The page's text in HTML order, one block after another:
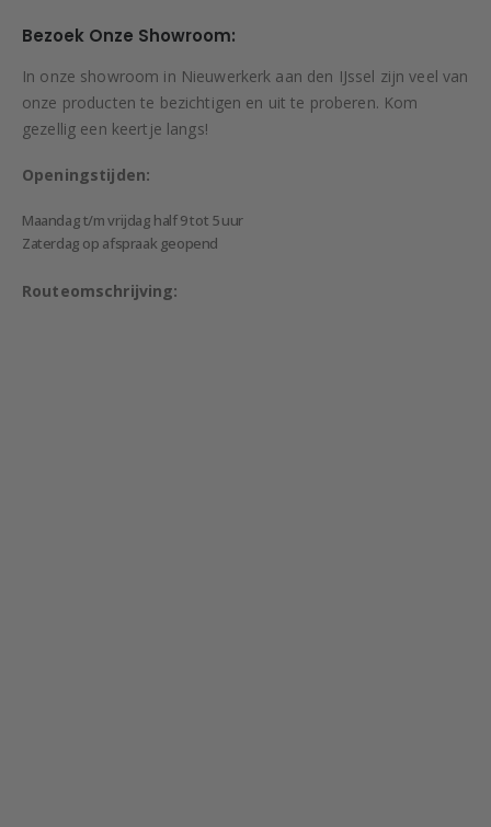
Bezoek Onze Showroom:
In onze showroom in Nieuwerkerk aan den IJssel zijn veel van
onze producten te bezichtigen en uit te proberen. Kom
gezellig een keertje langs!
Openingstijden:
Maandag t/m vrijdag half 9 tot 5 uur
Zaterdag op afspraak geopend
Routeomschrijving: